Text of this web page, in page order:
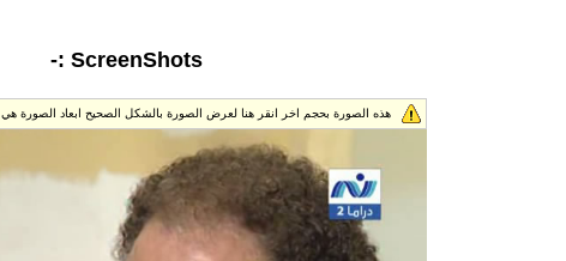
ScreenShots :-
هذه الصورة بحجم اخر انقر هنا لعرض الصورة بالشكل الصحيح ابعاد الصورة هي 688x512.